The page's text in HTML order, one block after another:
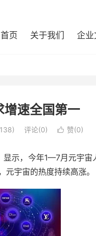
首页 关于我们 企业
增速全国第一
评论(0)  赞(0)
示，今年1—7月元宇宙
宇宙的热度持续高涨。